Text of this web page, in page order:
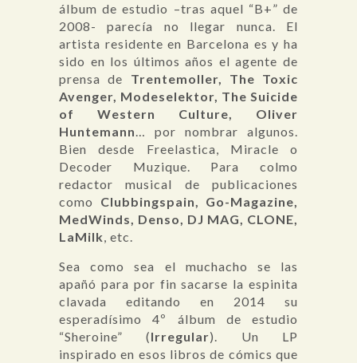
álbum de estudio –tras aquel “B+” de
2008- parecía no llegar nunca. El
artista residente en Barcelona es y ha
sido en los últimos años el agente de
prensa de Trentemoller, The Toxic
Avenger, Modeselektor, The Suicide
of Western Culture, Oliver
Huntemann… por nombrar algunos.
Bien desde Freelastica, Miracle o
Decoder Muzique. Para colmo
redactor musical de publicaciones
como Clubbingspain, Go-Magazine,
MedWinds, Denso, DJ MAG, CLONE,
LaMilk, etc.
Sea como sea el muchacho se las
apañó para por fin sacarse la espinita
clavada editando en 2014 su
esperadísimo 4º álbum de estudio
“Sheroine” (Irregular). Un LP
inspirado en esos libros de cómics que